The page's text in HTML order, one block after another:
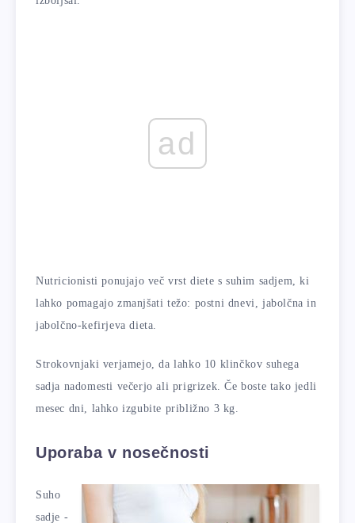
ad
Nutricionisti ponujajo več vrst diete s suhim sadjem, ki
lahko pomagajo zmanjšati težo: postni dnevi, jabolčna in
jabolčno-kefirjeva dieta.
Strokovnjaki verjamejo, da lahko 10 klinčkov suhega
sadja nadomesti večerjo ali prigrizek. Če boste tako jedli
mesec dni, lahko izgubite približno 3 kg.
Uporaba v nosečnosti
Suho
sadje -